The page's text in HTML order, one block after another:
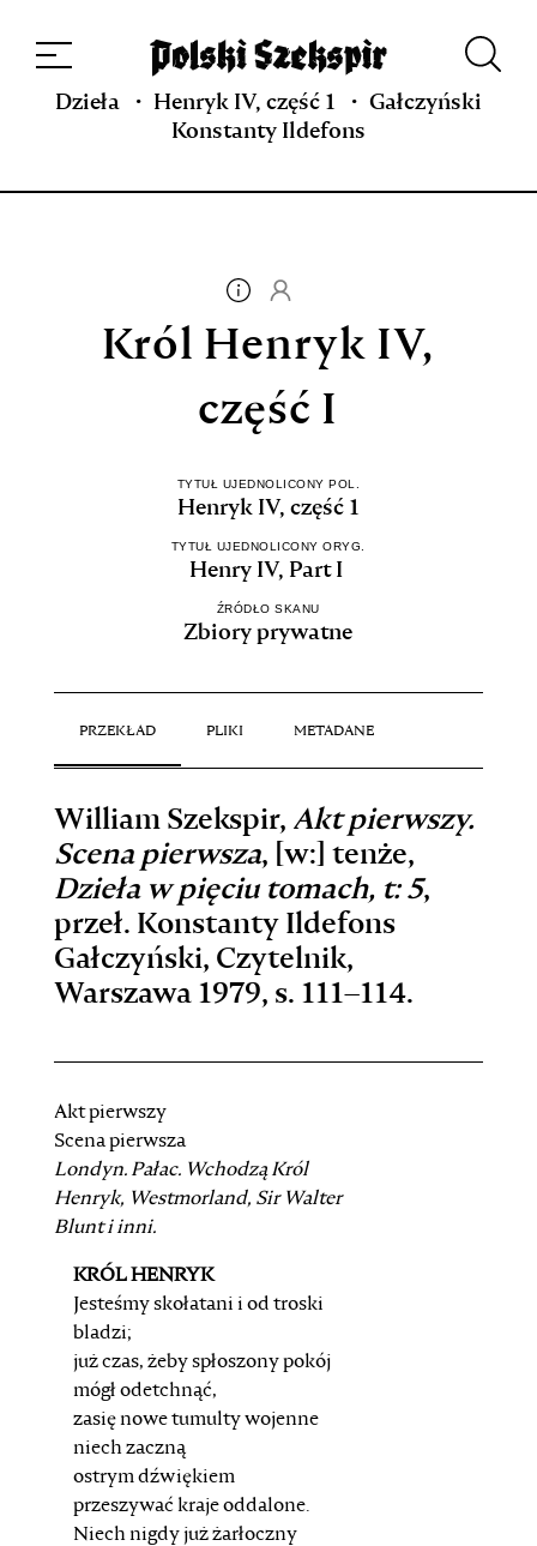
projekcie
Kontakt Indeks strony Aplikacja
Repozytorium XIX w.
Dzieła Henryk IV, część 1
Gałczyński
Konstanty Ildefons
PRZEKŁAD PLIKI METADANE
William Szekspir, Akt pierwszy.
Scena pierwsza, [w:] tenże,
Dzieła w pięciu tomach, t: 5,
przeł. Konstanty Ildefons
Gałczyński, Czytelnik,
Warszawa 1979, s. 111–114.
Akt pierwszy
Scena pierwsza
Londyn. Pałac. Wchodzą Król
Henryk, Westmorland, Sir Walter
Blunt i inni.
KRÓL HENRYK
Jesteśmy skołatani i od troski
bladzi;
już czas, żeby spłoszony pokój
mógł odetchnąć,
zasię nowe tumulty wojenne
niech zaczną
ostrym dźwiękiem
przeszywać kraje oddalone.
Niech nigdy już żarłoczny
Król Henryk IV,
część I
TYTUŁ UJEDNOLICONY POL.
Henryk IV, część 1
TYTUŁ UJEDNOLICONY ORYG.
Henry IV, Part I
ŹRÓDŁO SKANU
Zbiory prywatne